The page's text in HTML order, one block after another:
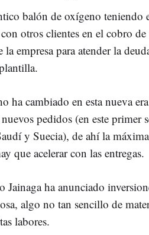
balón de oxígeno teniendo
otros clientes en el cobro
la empresa para atender la
ha cambiado en esta nueva
pedidos (en este primer
y Suecia), de ahí la
que acelerar con las entregas.
Jainaga ha anunciado
algo no tan sencillo de
labores.